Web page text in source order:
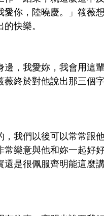
你，陸曉慶。」筱薇
快樂。
邊，我愛妳，我會用這
終於對他說出那三個
，我們以後可以常常跟
常樂意與他和妳一起好
是很佩服齊明能這麼